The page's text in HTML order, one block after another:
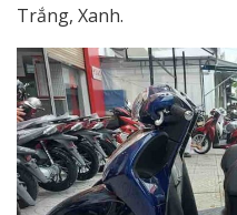
Trắng, Xanh.